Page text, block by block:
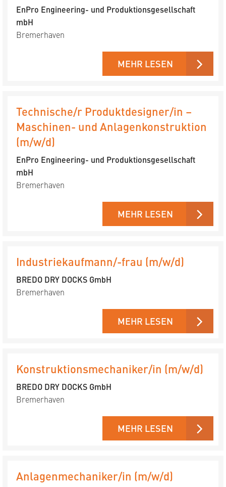
EnPro Engineering- und Produktions­gesellschaft
mbH
Bremerhaven
MEHR LESEN
Technische/r Produktdesigner/in –
Maschinen- und Anlagenkonstruktion
(m/w/d)
EnPro Engineering- und Produktions­gesellschaft
mbH
Bremerhaven
MEHR LESEN
Industriekaufmann/-frau (m/w/d)
BREDO DRY DOCKS GmbH
Bremerhaven
MEHR LESEN
Konstruktionsmechaniker/in (m/w/d)
BREDO DRY DOCKS GmbH
Bremerhaven
MEHR LESEN
Anlagenmechaniker/in (m/w/d)